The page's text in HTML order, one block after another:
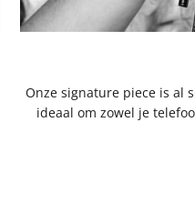
Onze signature piece is al
ideaal om zowel je